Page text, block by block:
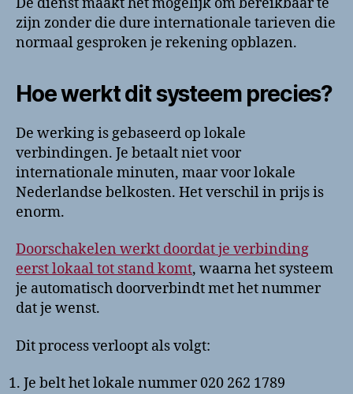
zijn zonder die dure internationale tarieven die
normaal gesproken je rekening opblazen.
Hoe werkt dit systeem precies?
De werking is gebaseerd op lokale
verbindingen. Je betaalt niet voor
internationale minuten, maar voor lokale
Nederlandse belkosten. Het verschil in prijs is
enorm.
Doorschakelen werkt doordat je verbinding
eerst lokaal tot stand komt, waarna het systeem
je automatisch doorverbindt met het nummer
dat je wenst.
Dit process verloopt als volgt:
Je belt het lokale nummer 020 262 1789